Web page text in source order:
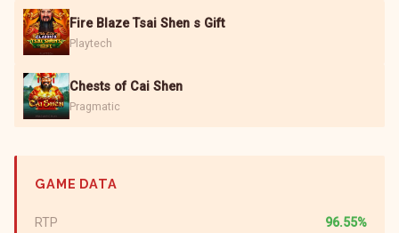
Fire Blaze Tsai Shen s Gift
Playtech
Chests of Cai Shen
Pragmatic
GAME DATA
RTP 96.55%